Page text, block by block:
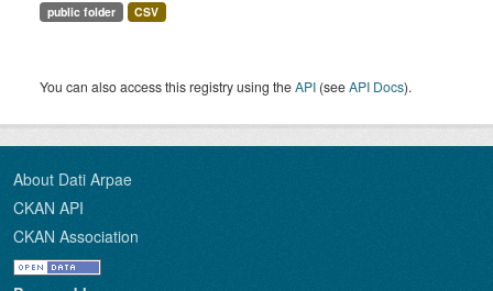
public folder CSV
You can also access this registry using theAPI (seeAPI Docs).
About Dati Arpae
CKAN API
CKAN Association